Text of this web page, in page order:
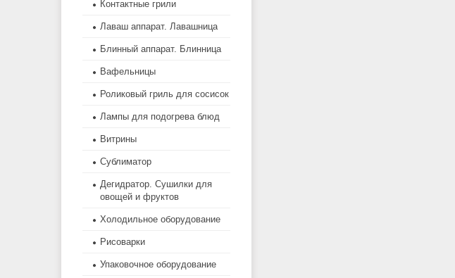
Контактные грили
Лаваш аппарат. Лавашница
Блинный аппарат. Блинница
Вафельницы
Роликовый гриль для сосисок
Лампы для подогрева блюд
Витрины
Сублиматор
Дегидратор. Сушилки для
овощей и фруктов
Холодильное оборудование
Рисоварки
Упаковочное оборудование